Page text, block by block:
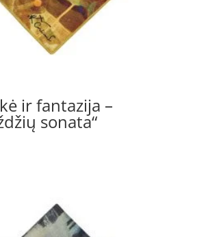
ir fantazija –
sonata“